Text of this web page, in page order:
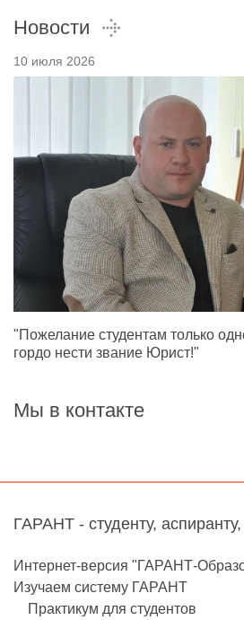
Новости
10 июля 2026
"Пожелание студентам только
гордо нести звание Юрист!"
Мы в контакте
ГАРАНТ - студенту,
Интернет-версия "ГАРАНТ-
Изучаем систему ГАРАНТ
Практикум для студентов